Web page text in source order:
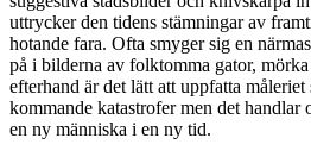
uttrycker den tidens stämningar av
hotande fara. Ofta smyger sig en
på i bilderna av folktomma gator,
efterhand är det lätt att uppfatta
kommande katastrofer men det handlar
en ny människa i en ny tid.